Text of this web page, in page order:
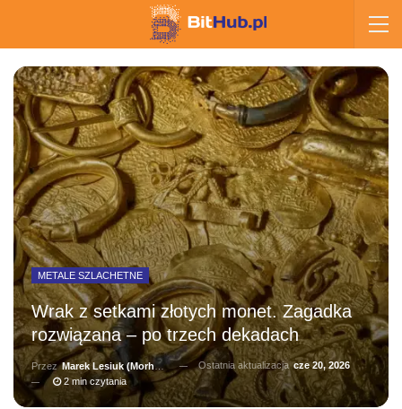
METALE SZLACHETNE
Wrak z setkami złotych monet. Zagadka
rozwiązana – po trzech dekadach
PrzezMarek Lesiuk (Morhainn) Ostatnia aktualizacja cze 20, 2026
2 min czytania